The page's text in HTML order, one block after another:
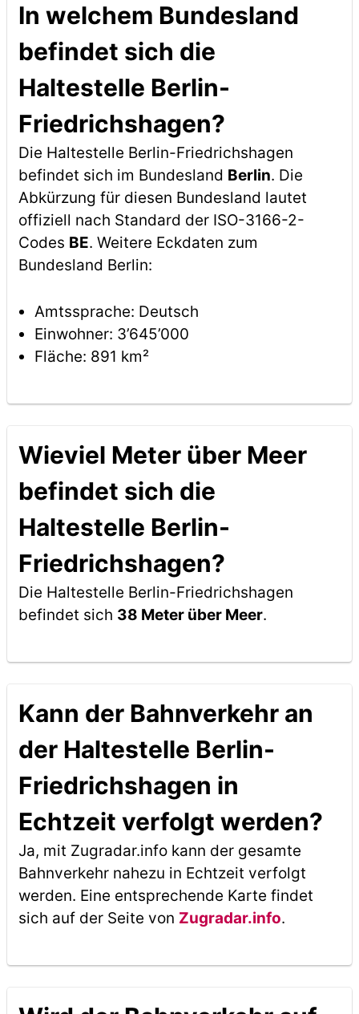
In welchem Bundesland
befindet sich die
Haltestelle Berlin-
Friedrichshagen?
Die Haltestelle Berlin-Friedrichshagen
befindet sich im Bundesland Berlin. Die
Abkürzung für diesen Bundesland lautet
offiziell nach Standard der ISO-3166-2-
Codes BE. Weitere Eckdaten zum
Bundesland Berlin:
Amtssprache: Deutsch
Einwohner: 3’645’000
Fläche: 891 km²
Wieviel Meter über Meer
befindet sich die
Haltestelle Berlin-
Friedrichshagen?
Die Haltestelle Berlin-Friedrichshagen
befindet sich 38 Meter über Meer.
Kann der Bahnverkehr an
der Haltestelle Berlin-
Friedrichshagen in
Echtzeit verfolgt werden?
Ja, mit Zugradar.info kann der gesamte
Bahnverkehr nahezu in Echtzeit verfolgt
werden. Eine entsprechende Karte findet
sich auf der Seite von Zugradar.info.